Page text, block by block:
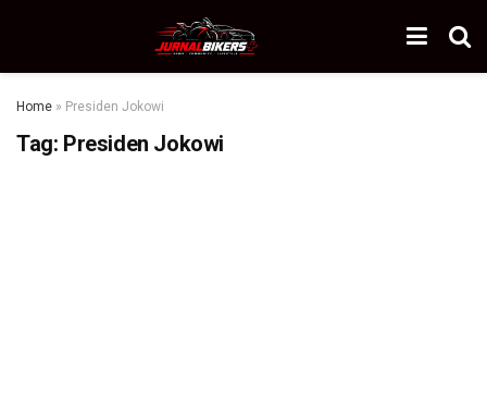
Home » Presiden Jokowi
Tag: Presiden Jokowi